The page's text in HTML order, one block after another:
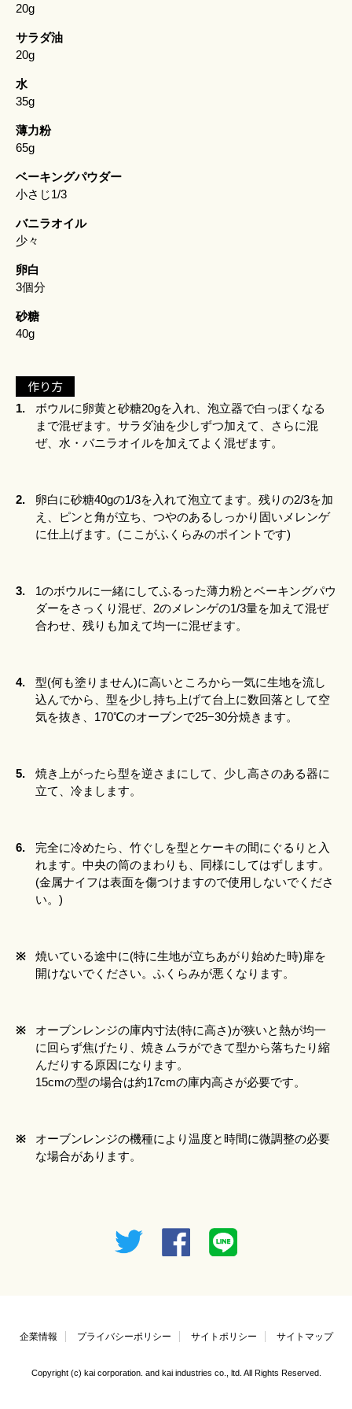
20g
サラダ油
20g
水
35g
薄力粉
65g
ベーキングパウダー
小さじ1/3
バニラオイル
少々
卵白
3個分
砂糖
40g
作り方
1.
ボウルに卵黄と砂糖20gを入れ、泡立器で白っぽくなる
まで混ぜます。サラダ油を少しずつ加えて、さらに混
ぜ、水・バニラオイルを加えてよく混ぜます。
2.
卵白に砂糖40gの1/3を入れて泡立てます。残りの2/3を加
え、ピンと角が立ち、つやのあるしっかり固いメレンゲ
に仕上げます。(ここがふくらみのポイントです)
3.
1のボウルに一緒にしてふるった薄力粉とベーキングパウ
ダーをさっくり混ぜ、2のメレンゲの1/3量を加えて混ぜ
合わせ、残りも加えて均一に混ぜます。
4.
型(何も塗りません)に高いところから一気に生地を流し
込んでから、型を少し持ち上げて台上に数回落として空
気を抜き、170℃のオーブンで25−30分焼きます。
5.
焼き上がったら型を逆さまにして、少し高さのある器に
立て、冷まします。
6.
完全に冷めたら、竹ぐしを型とケーキの間にぐるりと入
れます。中央の筒のまわりも、同様にしてはずします。
(金属ナイフは表面を傷つけますので使用しないでくださ
い。)
※
焼いている途中に(特に生地が立ちあがり始めた時)扉を
開けないでください。ふくらみが悪くなります。
※
オーブンレンジの庫内寸法(特に高さ)が狭いと熱が均一
に回らず焦げたり、焼きムラができて型から落ちたり縮
んだりする原因になります。
15cmの型の場合は約17cmの庫内高さが必要です。
※
オーブンレンジの機種により温度と時間に微調整の必要
な場合があります。
企業情報 プライバシーポリシー サイトポリシー サイトマップ
Copyright (c) kai corporation. and kai industries co., ltd. All Rights Reserved.